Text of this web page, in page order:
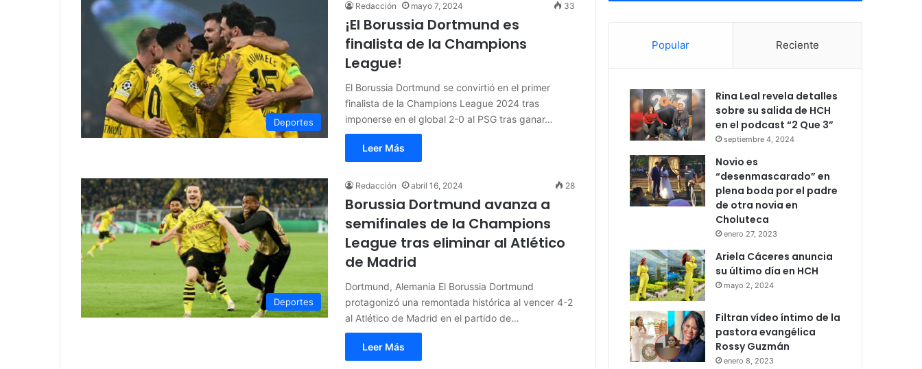
Deportes
Redacción mayo 7, 2024 33
¡El Borussia Dortmund es
finalista de la Champions
League!
El Borussia Dortmund se convirtió en el primer
finalista de la Champions League 2024 tras
imponerse en el global 2-0 al PSG tras ganar…
Leer Más
Deportes
Redacción abril 16, 2024 28
Borussia Dortmund avanza a
semifinales de la Champions
League tras eliminar al Atlético
de Madrid
Dortmund, Alemania El Borussia Dortmund
protagonizó una remontada histórica al vencer 4-2
al Atlético de Madrid en el partido de…
Leer Más
Popular Reciente
Rina Leal revela detalles
sobre su salida de HCH
en el podcast “2 Que 3”
septiembre 4, 2024
Novio es
“desenmascarado” en
plena boda por el padre
de otra novia en
Choluteca
enero 27, 2023
Ariela Cáceres anuncia
su último día en HCH
mayo 2, 2024
Filtran vídeo íntimo de la
pastora evangélica
Rossy Guzmán
enero 8, 2023